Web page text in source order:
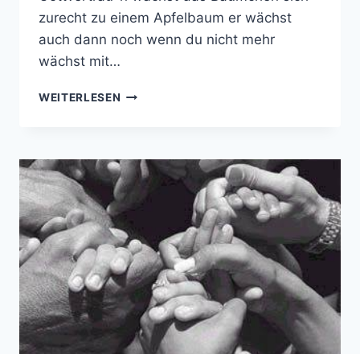
zurecht zu einem Apfelbaum er wächst
auch dann noch wenn du nicht mehr
wächst mit…
WEITERLESEN SCHENK